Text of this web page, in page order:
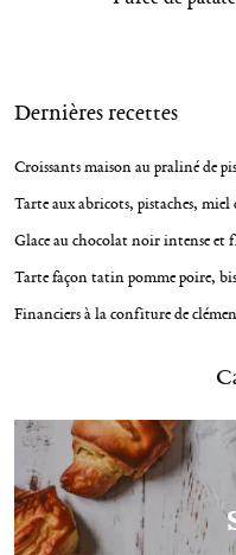
Dernières recettes
Croissants maison au praliné de
Tarte aux abricots, pistaches,
Glace au chocolat noir intense et
Tarte façon tatin pomme poire,
Financiers à la confiture de
v
i
g
a
t
i